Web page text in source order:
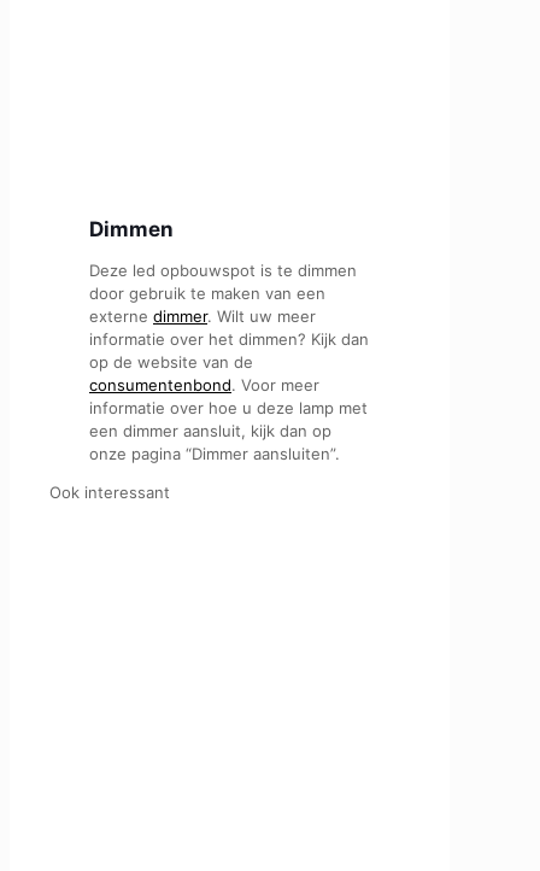
Dimmen
Deze led opbouwspot is te dimmen
door gebruik te maken van een
externe dimmer. Wilt uw meer
informatie over het dimmen? Kijk dan
op de website van de
consumentenbond. Voor meer
informatie over hoe u deze lamp met
een dimmer aansluit, kijk dan op
onze pagina “Dimmer aansluiten”.
Ook interessant